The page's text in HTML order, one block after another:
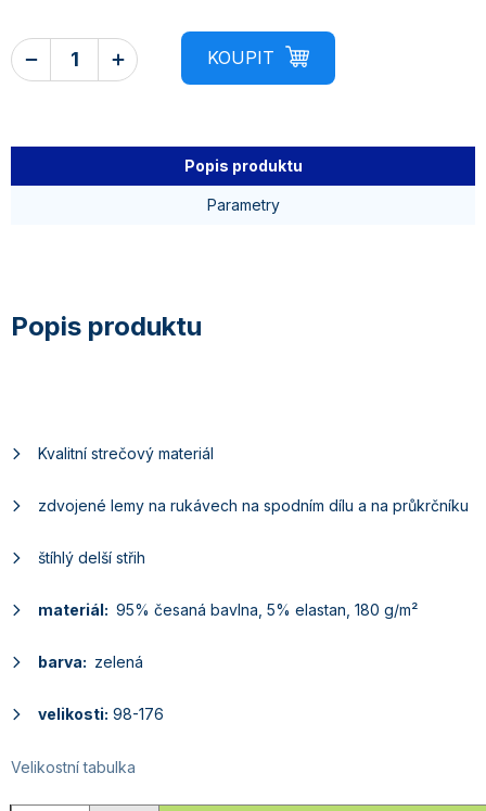
Popis produktu
Parametry
Kvalitní strečový materiál
zdvojené lemy na rukávech na spodním dílu a na průkrčníku
štíhlý delší střih
materiál: 95% česaná bavlna, 5% elastan, 180 g/m²
barva: zelená
velikosti: 98-176
Velikostní tabulka